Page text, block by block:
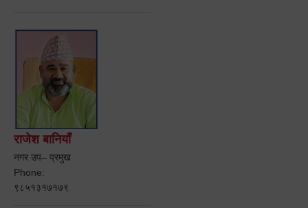
राजेश बानियाँ
नगर उप– प्रमुख
Phone:
९८५१३१७१७९